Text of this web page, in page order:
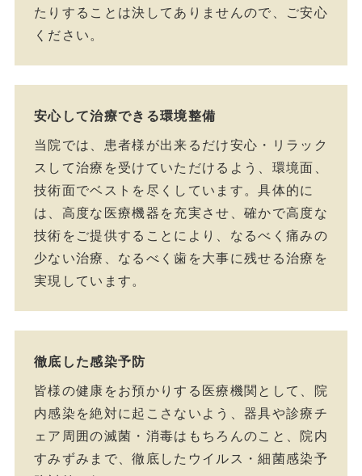
たりすることは決してありませんので、ご安心
ください。
安心して治療できる環境整備
当院では、患者様が出来るだけ安心・リラック
スして治療を受けていただけるよう、環境面、
技術面でベストを尽くしています。具体的に
は、高度な医療機器を充実させ、確かで高度な
技術をご提供することにより、なるべく痛みの
少ない治療、なるべく歯を大事に残せる治療を
実現しています。
徹底した感染予防
皆様の健康をお預かりする医療機関として、院
内感染を絶対に起こさないよう、器具や診療チ
ェア周囲の滅菌・消毒はもちろんのこと、院内
すみずみまで、徹底したウイルス・細菌感染予